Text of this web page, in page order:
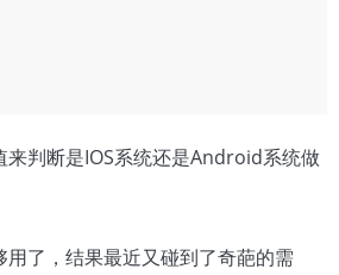
来判断是IOS系统还是Android系统做
了，结果最近又碰到了奇葩的需